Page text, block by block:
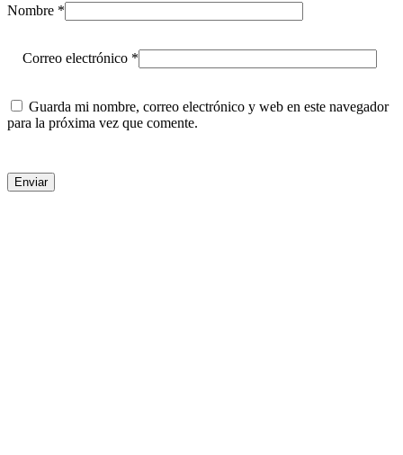
Nombre *
Correo electrónico *
Guarda mi nombre, correo electrónico y web en este navegador
para la próxima vez que comente.